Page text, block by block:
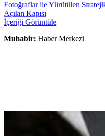
Fotoğraflar ile Yürütülen
Açılan Kapısı
İçeriği Görüntüle
Muhabir: Haber Merkezi